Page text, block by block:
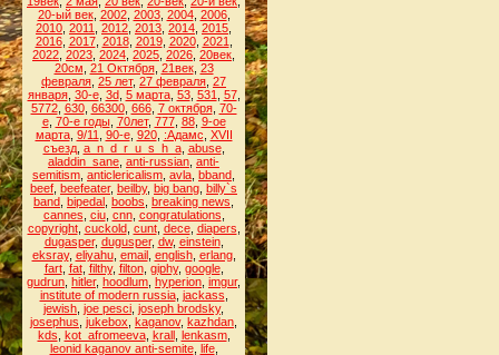
20-ый век, 2002, 2003, 2004, 2006,
2010 2011 2012 2013 2014 2015
2016, 2017, 2018, 2019, 2020, 2021
2022 2023 2024 2025 2026 20век
20см 21 Октября, 21век, 23
февраля 25 лет, 27 февраля 27
января, 30-е, 3d, 5 марта, 53, 531 57,
5772, 630, 66300, 666, 7 октября, 70-
е, 70-е годы, 70лет, 777, 88, 9-ое
марта, 9/11 90-е, 920, :Адамс XVII
съезд, a_n_d_r_u_s_h_a, abuse,
aladdin_sane anti-russian anti-
semitism anticlericalism avla bband
beef beefeater, beilby, big bang billy`s
band bipedal boobs breaking news
cannes ciu, cnn, congratulations
copyright, cuckold, cunt, dece, diapers
dugasper, dugusper, dw, einstein,
eksray, eliyahu, email, english, erlang,
fart, fat, filthy, filton, giphy, google,
gudrun hitler, hoodlum hyperion imgur,
institute of modern russia, jackass
jewish joe pesci joseph brodsky,
josephus jukebox kaganov, kazhdan
kds kot_afromeeva, krall, lenkasm,
leonid kaganov anti-semite, life,